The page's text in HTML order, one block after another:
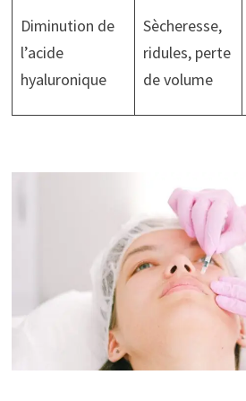
Diminution de
l’acide
hyaluronique
Sècheresse,
ridules, perte
de volume